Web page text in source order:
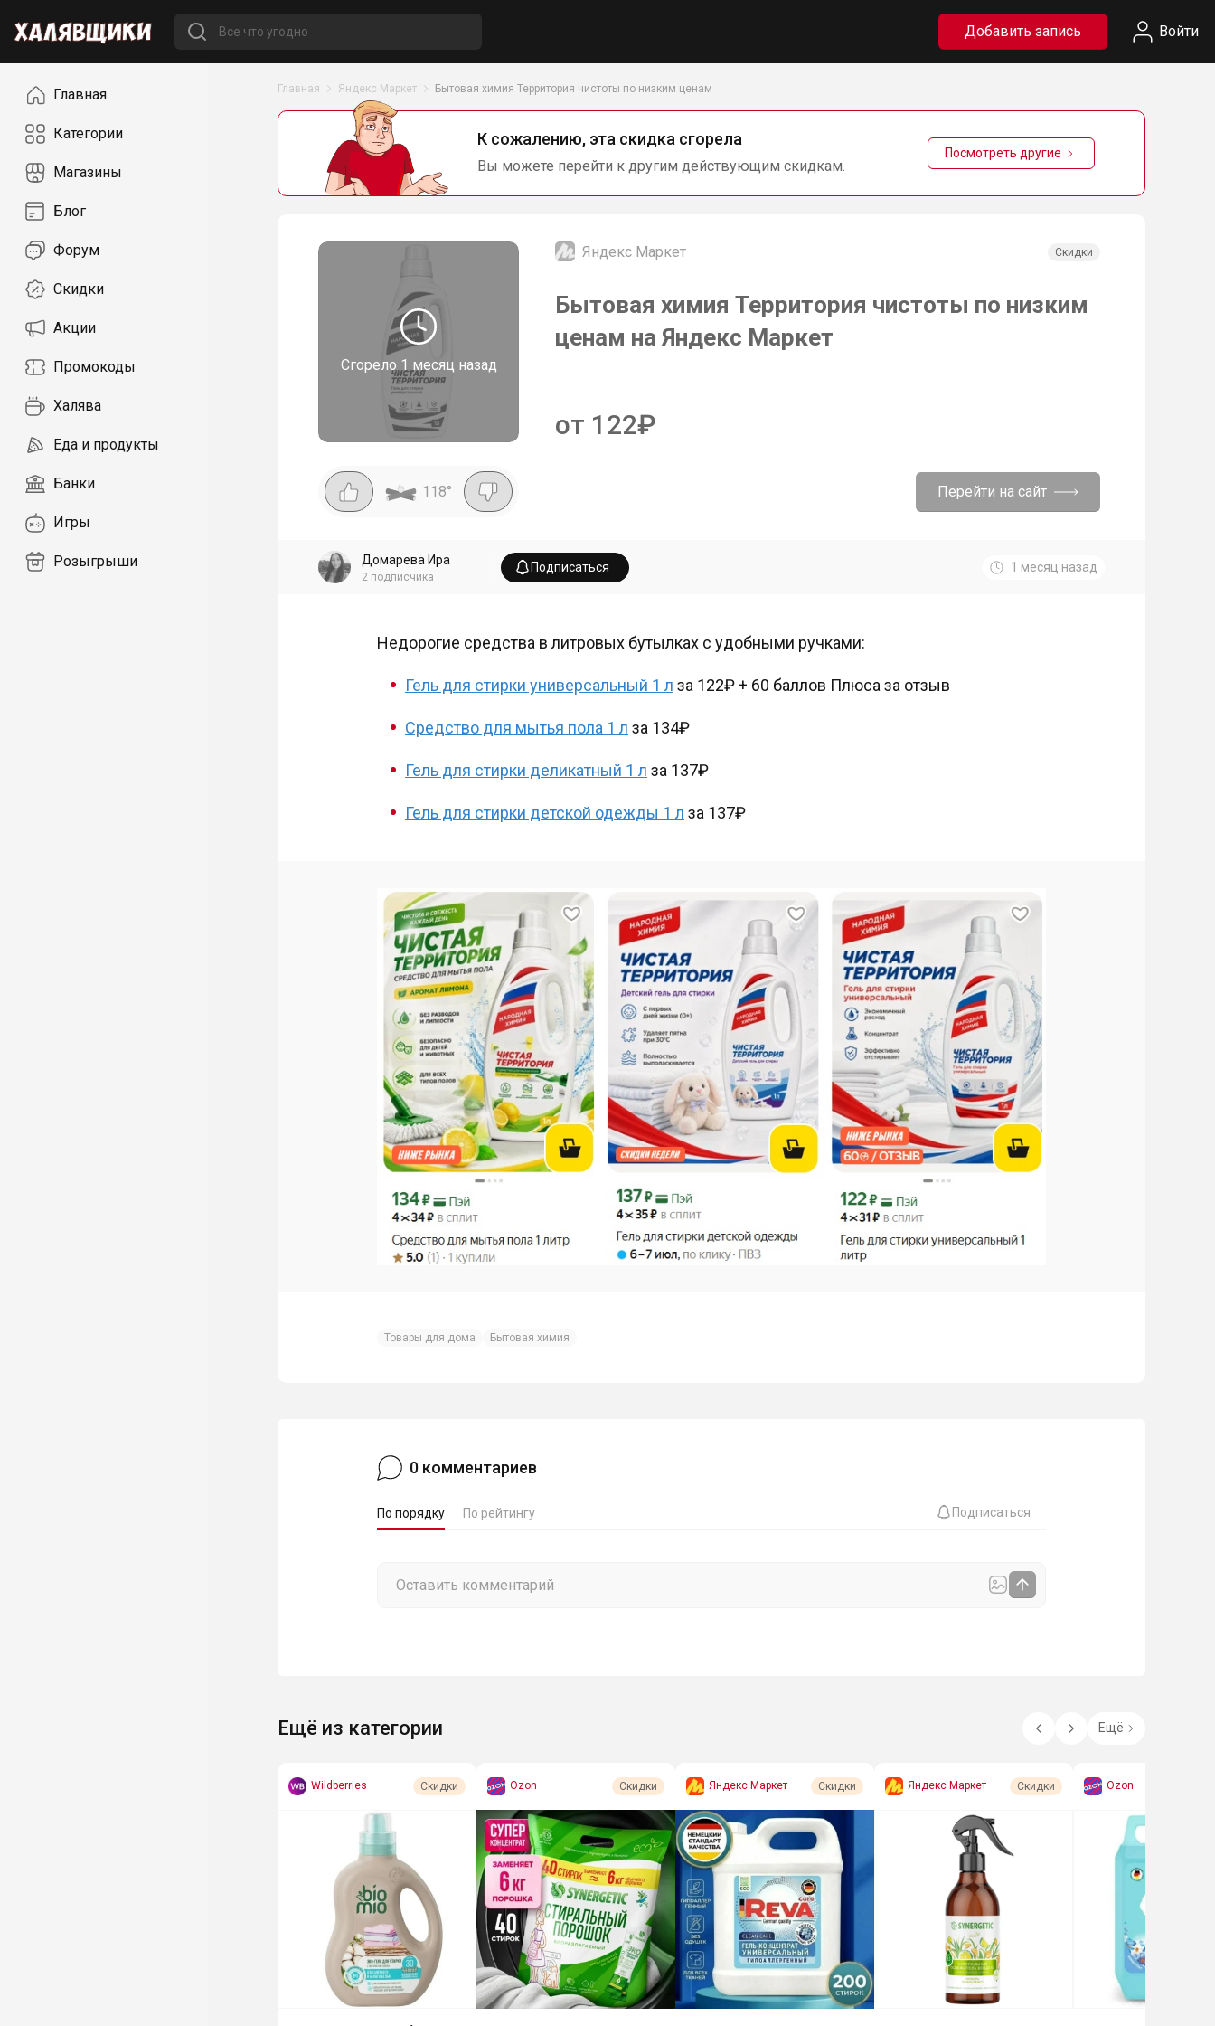
Добавить запись Войти
НавигацияГлавная
Категории
Магазины
Блог
Форум
Скидки
Акции
Промокоды
Халява
Еда и продукты
Банки
Игры
Розыгрыши
Главная Яндекс Маркет Бытовая химия Территория чистоты по низким ценам
К сожалению, эта скидка сгорела
Вы можете перейти к другим действующим скидкам.
Посмотреть другие
Сгорело 1 месяц назад
Яндекс Маркет Скидки
Бытовая химия Территория чистоты по низким
ценам на Яндекс Маркет
от 122₽
118° Перейти на сайт
Домарева Ира
2 подписчика
Подписаться 1 месяц назад
Недорогие средства в литровых бутылках с удобными ручками:
Гель для стирки универсальный 1 л за 122₽ + 60 баллов Плюса за отзыв
Средство для мытья пола 1 л за 134₽
Гель для стирки деликатный 1 л за 137₽
Гель для стирки детской одежды 1 л за 137₽
Товары для дома Бытовая химия
0 комментариев
По порядку По рейтингу Подписаться
Ещё из категории Ещё
Wildberries Скидки Ozon Скидки Яндекс Маркет Скидки Яндекс Маркет Скидки Ozon